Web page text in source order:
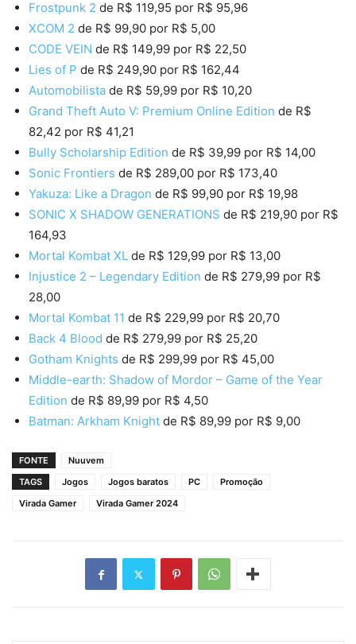
Frostpunk 2 de R$ 119,95 por R$ 95,96
XCOM 2 de R$ 99,90 por R$ 5,00
CODE VEIN de R$ 149,99 por R$ 22,50
Lies of P de R$ 249,90 por R$ 162,44
Automobilista de R$ 59,99 por R$ 10,20
Grand Theft Auto V: Premium Online Edition de R$
82,42 por R$ 41,21
Bully Scholarship Edition de R$ 39,99 por R$ 14,00
Sonic Frontiers de R$ 289,00 por R$ 173,40
Yakuza: Like a Dragon de R$ 99,90 por R$ 19,98
SONIC X SHADOW GENERATIONS de R$ 219,90 por R$
164,93
Mortal Kombat XL de R$ 129,99 por R$ 13,00
Injustice 2 – Legendary Edition de R$ 279,99 por R$
28,00
Mortal Kombat 11 de R$ 229,99 por R$ 20,70
Back 4 Blood de R$ 279,99 por R$ 25,20
Gotham Knights de R$ 299,99 por R$ 45,00
Middle-earth: Shadow of Mordor – Game of the Year
Edition de R$ 89,99 por R$ 4,50
Batman: Arkham Knight de R$ 89,99 por R$ 9,00
FONTE
Nuuvem
TAGS
Jogos Jogos baratos PC
Promoção
Virada Gamer
Virada Gamer 2024